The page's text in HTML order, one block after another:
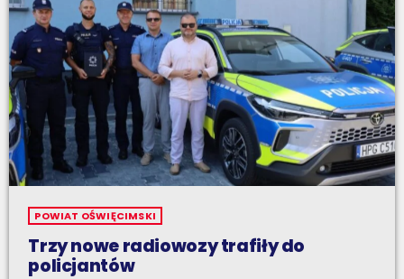
POWIAT OŚWIĘCIMSKI
Trzy nowe radiowozy trafiły do
policjantów